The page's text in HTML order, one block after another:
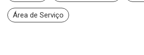
Área de Serviço